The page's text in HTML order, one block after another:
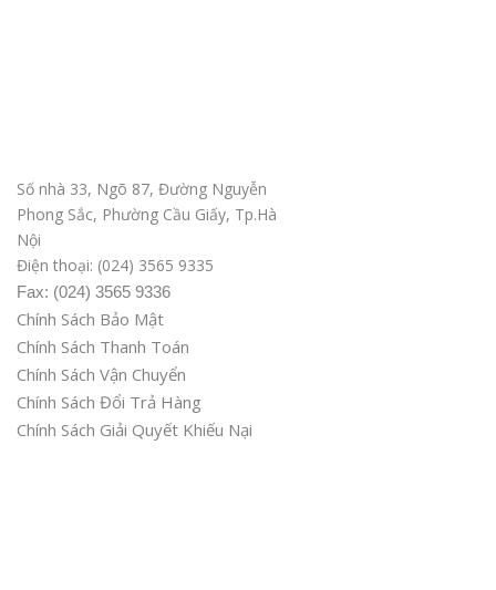
Số nhà 33, Ngõ 87, Đường Nguyễn
Phong Sắc, Phường Cầu Giấy, Tp.Hà
Nội
Điện thoại: (024) 3565 9335
Fax: (024) 3565 9336
Chính Sách Bảo Mật
Chính Sách Thanh Toán
Chính Sách Vận Chuyển
Chính Sách Đổi Trả Hàng
Chính Sách Giải Quyết Khiếu Nại